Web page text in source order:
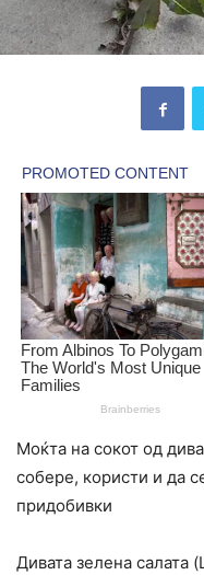
Моќта на сокот од
собере, користи и да
придобивки
Дивата зелена салата